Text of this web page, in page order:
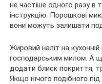
не частіше одного разу в
інструкцію. Порошкові
вони можуть залишати
Жировий наліт на
господарським милом. А
додати блиск покриття,
Якщо нічого подібного